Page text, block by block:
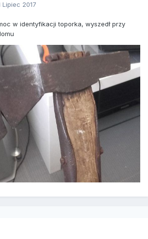
Lipiec 2017
w identyfikacji toporka, wyszedł przy